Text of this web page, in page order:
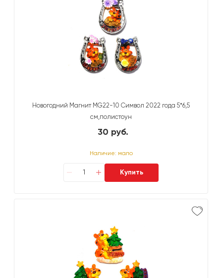
Новогодний Магнит MG22-10 Символ 2022 года 5*6,5
см,полистоун
30 руб.
Наличие: мало
Купить